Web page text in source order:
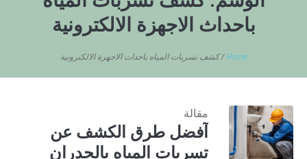
باحداث الاجهزة الالكترونية
Home
/كشف تسربات المياه باحداث الاجهزة الالكترونية
مقالة
آفضل طرق الكشف عن
تسربات المياه بالجدران